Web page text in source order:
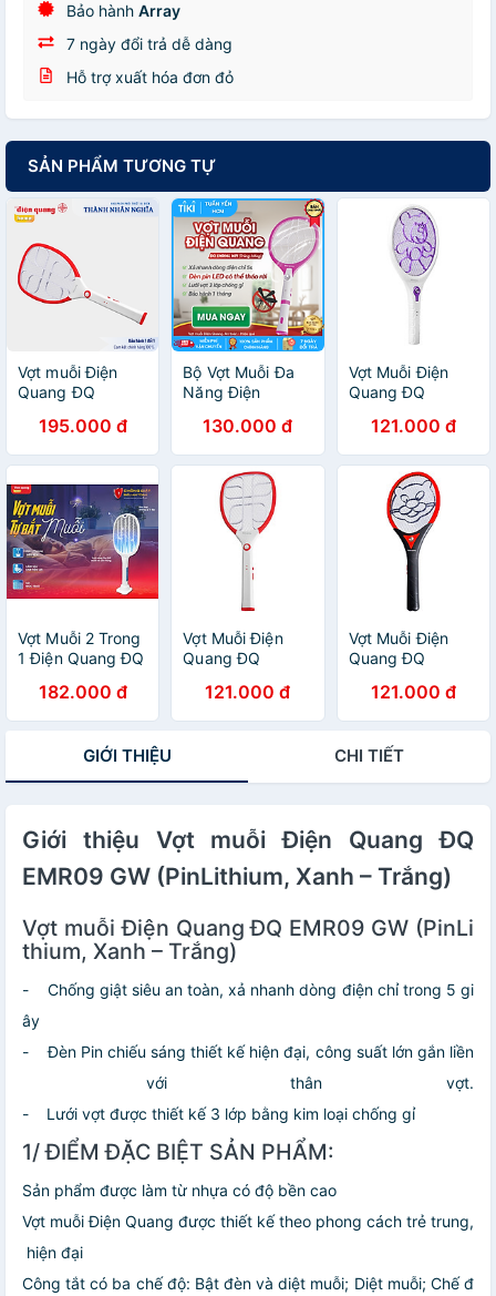
Bảo hành Array
7 ngày đổi trả dễ dàng
Hỗ trợ xuất hóa đơn đỏ
SẢN PHẨM TƯƠNG TỰ
Vợt muỗi Điện
Quang ĐQ
(Trắng-Đỏ) Xả
nhanh dòng điện
5 giây, gọn nhẹ
195.000 đ
Bộ Vợt Muỗi Đa
Năng Điện
EMR05L WPI -
Trắng Phối Hồng
130.000 đ
Vợt Muỗi Điện
Quang ĐQ
Trắng Phối Tím
121.000 đ
Vợt Muỗi 2 Trong
1 Điện Quang ĐQ
muỗi kiêm đèn
bắt muỗi thông
Pin 1200 mAh,
Bảo Hành 12
182.000 đ
Vợt Muỗi Điện
Quang ĐQ
Trắng Phối Đỏ
121.000 đ
Vợt Muỗi Điện
Quang ĐQ
Phối Đỏ
121.000 đ
GIỚI THIỆU CHI TIẾT
Giới thiệu Vợt muỗi Điện Quang ĐQ
EMR09 GW (PinLithium, Xanh – Trắng)
Vợt muỗi Điện Quang ĐQ EMR09 GW (PinLi
thium, Xanh – Trắng)
- Chống giật siêu an toàn, xả nhanh dòng điện chỉ trong 5 gi
ây
- Đèn Pin chiếu sáng thiết kế hiện đại, công suất lớn gắn liền
với thân vợt.
- Lưới vợt được thiết kế 3 lớp bằng kim loại chống gỉ
1/ ĐIỂM ĐẶC BIỆT SẢN PHẨM:
Sản phẩm được làm từ nhựa có độ bền cao
Vợt muỗi Điện Quang được thiết kế theo phong cách trẻ trung,
hiện đại
Công tắt có ba chế độ: Bật đèn và diệt muỗi; Diệt muỗi; Chế đ